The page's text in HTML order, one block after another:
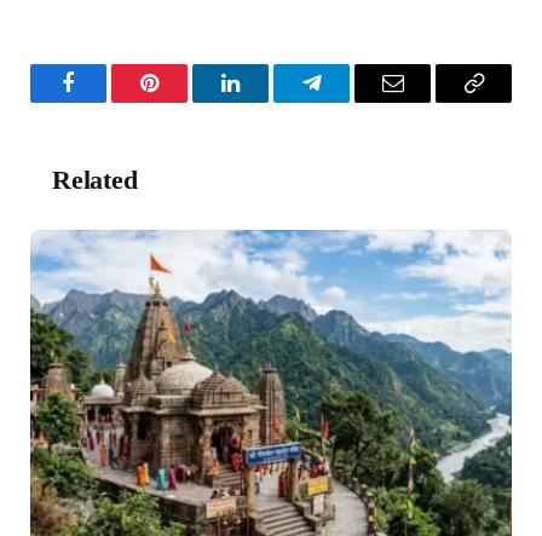
FacebookPinterest LinkedInTelegramEmail
Copy
Related